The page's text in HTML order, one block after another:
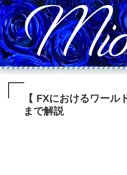
【 FXにおけるワール
まで解説